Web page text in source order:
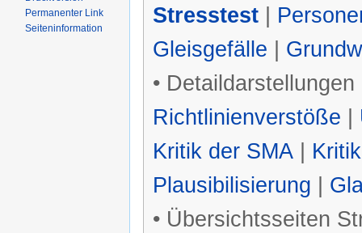
Stresstest
Gleisgefälle
•
Richtlinienverstöße
Kritik der SMA
Plausibilisierung
• Übersichtsseiten
Permanenter Link
Seiteninformation